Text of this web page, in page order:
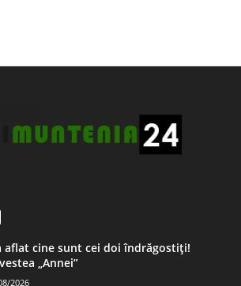
aflat cine sunt cei doi îndrăgostiți!
„Annei”
2026